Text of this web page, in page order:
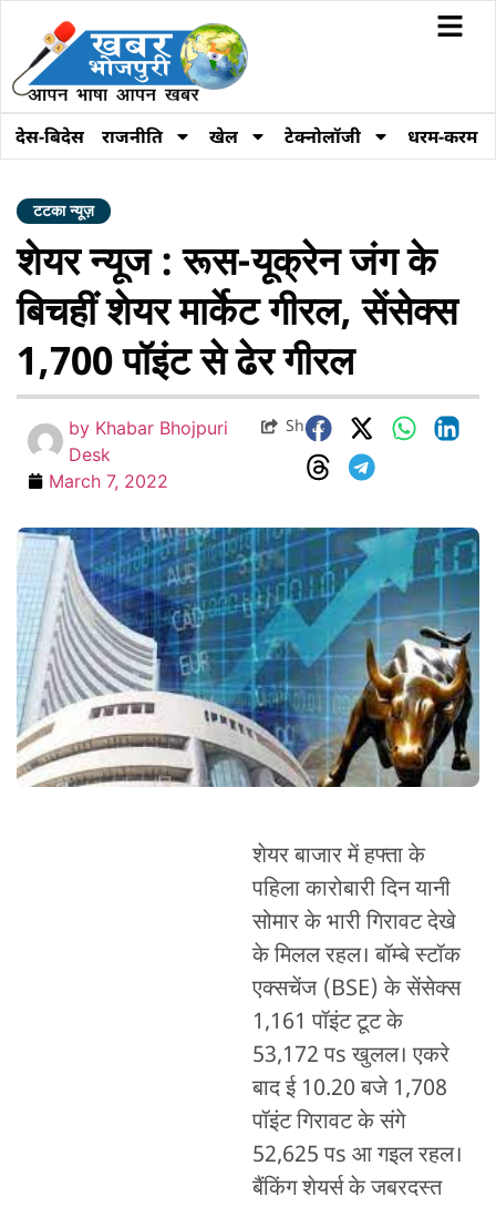
देस-बिदेस राजनीति खेल टेक्नोलॉजी धरम-करम
टटका न्यूज़
शेयर न्यूज : रूस-यूक्रेन जंग के
बिचहीं शेयर मार्केट गीरल, सेंसेक्स
1,700 पॉइंट से ढेर गीरल
by Khabar Bhojpuri
Desk
March 7, 2022
Share
शेयर बाजार में हफ्ता के
पहिला कारोबारी दिन यानी
सोमार के भारी गिरावट देखे
के मिलल रहल। बॉम्बे स्टॉक
एक्सचेंज (BSE) के सेंसेक्स
1,161 पॉइंट टूट के
53,172 पs खुलल। एकरे
बाद ई 10.20 बजे 1,708
पॉइंट गिरावट के संगे
52,625 पs आ गइल रहल।
बैंकिंग शेयर्स के जबरदस्त